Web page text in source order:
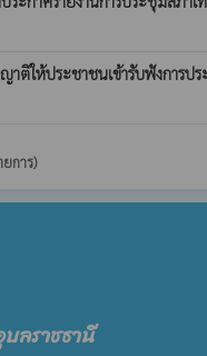
ญาติให้ประชาชนเข้ารับฟังกา
การ)
ลราชธานี